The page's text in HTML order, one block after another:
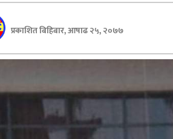
प्रकाशित बिहिबार, आषाढ २५, २०७७